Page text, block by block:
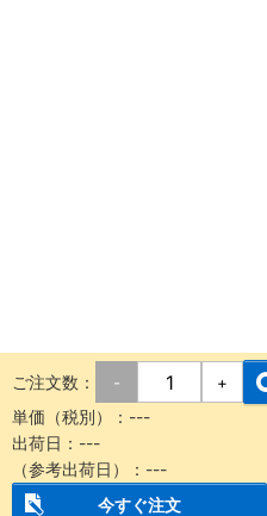
ご注文数： - +
単価（税別）： ---
出荷日： ---
（参考出荷日）： ---
今すぐ注文